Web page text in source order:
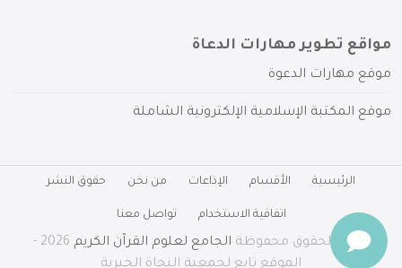
مواقع تطوير مهارات الدعاة
موقع مهارات الدعوة
موقع المكتبة الإسلامية الإلكترونية الشاملة
الرئيسية الأقسام الإذاعات من نحن حقوق النشر
اتفاقية الاستخدام تواصل معنا
جميع الحقوق محفوظة الجامع لعلوم القرآن الكريم
2026 -
الموقع تابع لجمعية النجاة الخيرية